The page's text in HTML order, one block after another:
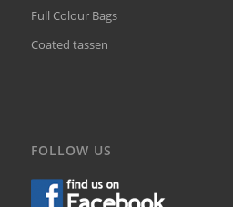
Full Colour Bags
Coated tassen
FOLLOW US